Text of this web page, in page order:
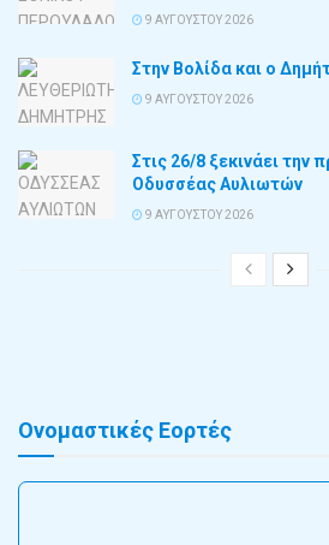
9 ΑΥΓΟΎΣΤΟΥ 2026
Στην Βολίδα και ο
9 ΑΥΓΟΎΣΤΟΥ 2026
Στις 26/8 ξεκινάει την
Οδυσσέας Αυλιωτών
9 ΑΥΓΟΎΣΤΟΥ 2026
Ονομαστικές Εορτές